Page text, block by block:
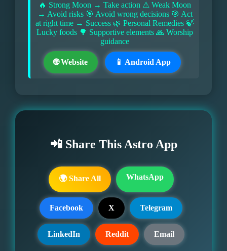
🔥 Strong Moon → Take action ⚠ Weak Moon
→ Avoid risks 🎯 Avoid wrong decisions 🎯 Act
at right time → Success 🌿 Personal Remedies 🍃
Lucky foods 🌳 Supportive elements 🙏 Worship
guidance
🌐 Website 📱 Android App
📲 Share This Astro App
🌍 Share All WhatsApp
Facebook X Telegram
LinkedIn Reddit Email